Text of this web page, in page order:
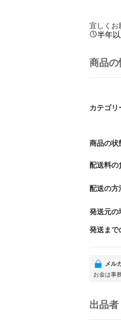
宜しくお
半年
商品の
カテゴリ
商品の状
配送料の
配送の方
発送元の
発送まで
メル
お金は事
出品者